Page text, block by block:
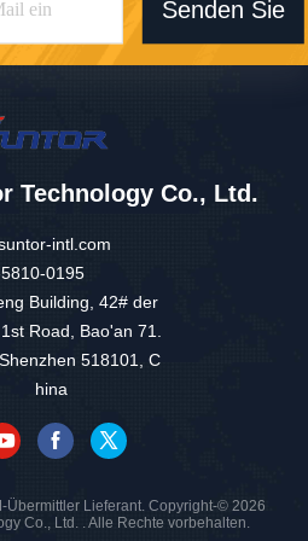
Senden Sie
Technology Co., Ltd.
intl.com
0195
Building, 42# der
Road, Bao'an 71.
518101, C
hina
Übermittler Lieferant. Copyright-© 2026
Co., Ltd. . Alle Rechte vorbehalten.